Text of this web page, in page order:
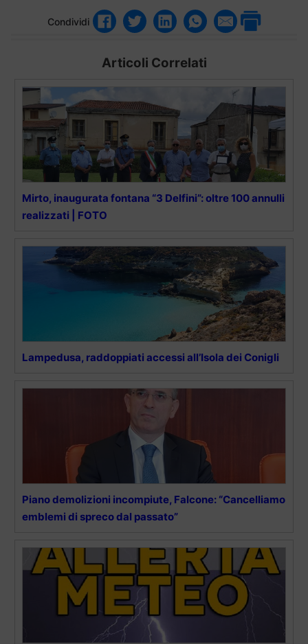
Condividi
Articoli Correlati
Mirto, inaugurata fontana “3 Delfini”: oltre 100 annulli
realizzati | FOTO
Lampedusa, raddoppiati accessi all’Isola dei Conigli
Piano demolizioni incompiute, Falcone: “Cancelliamo
emblemi di spreco dal passato”